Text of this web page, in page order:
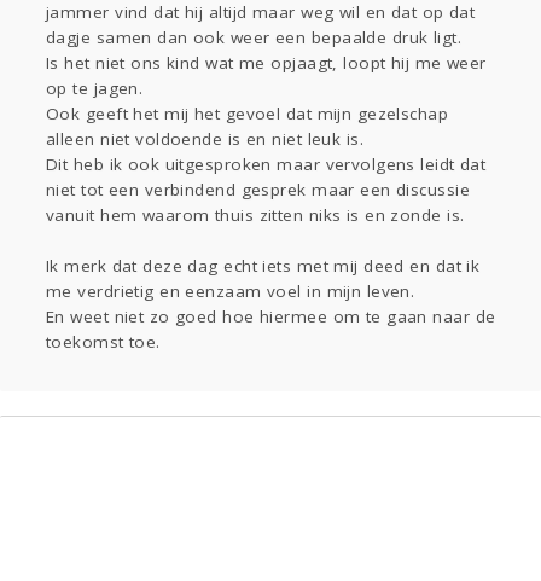
jammer vind dat hij altijd maar weg wil en dat op dat
dagje samen dan ook weer een bepaalde druk ligt.
Is het niet ons kind wat me opjaagt, loopt hij me weer
op te jagen.
Ook geeft het mij het gevoel dat mijn gezelschap
alleen niet voldoende is en niet leuk is.
Dit heb ik ook uitgesproken maar vervolgens leidt dat
niet tot een verbindend gesprek maar een discussie
vanuit hem waarom thuis zitten niks is en zonde is.
Ik merk dat deze dag echt iets met mij deed en dat ik
me verdrietig en eenzaam voel in mijn leven.
En weet niet zo goed hoe hiermee om te gaan naar de
toekomst toe.